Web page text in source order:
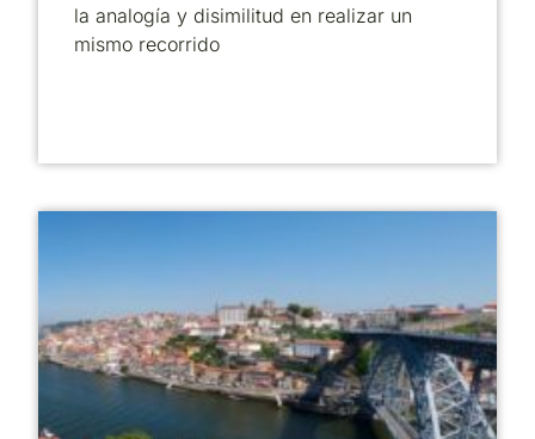
la analogía y disimilitud en realizar un
mismo recorrido